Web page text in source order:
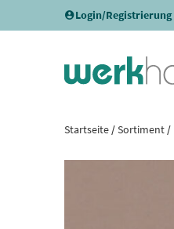
Login/Registrierung
Startseite/Sortiment/